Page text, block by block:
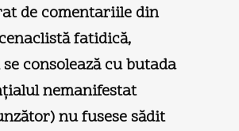
de comentariile din
fatidică,
consolează cu butada
nemanifestat
nu fusese sădit